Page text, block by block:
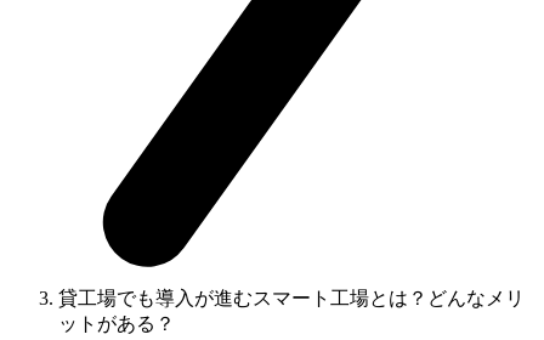
貸工場でも導入が進むスマート工場とは？どんなメリ
ットがある？